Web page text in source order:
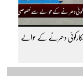
دھرنے کے حوالے